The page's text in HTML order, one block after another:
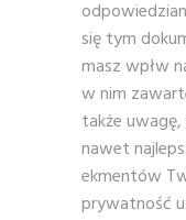
się tym
masz wpłw
w nim
także
nawet
ekmentów
prywatność